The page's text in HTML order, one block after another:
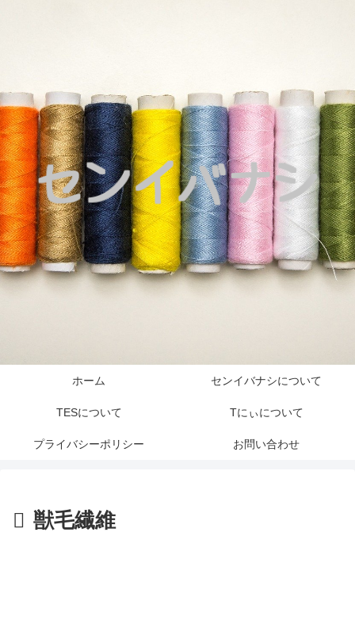
ホーム センイバナシについて
TESについて Tにぃについて
プライバシーポリシー お問い合わせ
獣毛繊維